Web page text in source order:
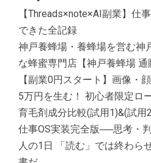
【Threads×note×AI副業】仕
できた全記録
神戸養蜂場・養蜂場を営む神
な蜂蜜専門店【神戸養蜂場 通
【副業0円スタート】画像・
5万円を生む！ 初心者限定ロ
育毛剤成分比較(試用1)&(試用
仕事OS実装完全版──思考・
人の1日 「読む」では終わら